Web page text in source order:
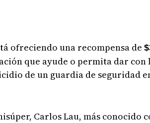
ofreciendo una recompensa de
que ayude o permita dar con
de un guardia de seguridad
Carlos Lau, más conocido